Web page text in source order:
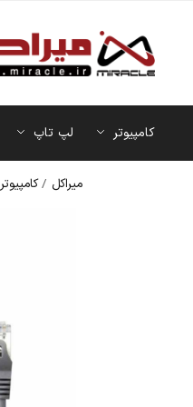
کامپیوتر لپ تاپ
میراکل /کامپیوتر